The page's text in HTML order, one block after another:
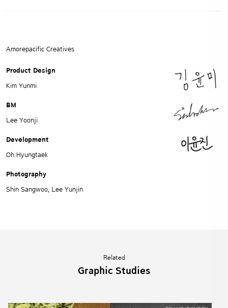
Amorepacific Creatives
Product Design
Kim Yunmi
BM
Lee Yoonji
Development
Oh Hyungtaek
Photography
Shin Sangwoo, Lee Yunjin
Related
Graphic Studies